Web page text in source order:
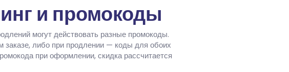
и промокоды
могут действовать разные промокоды.
либо при продлении — коды для обоих
при оформлении, скидка рассчитается